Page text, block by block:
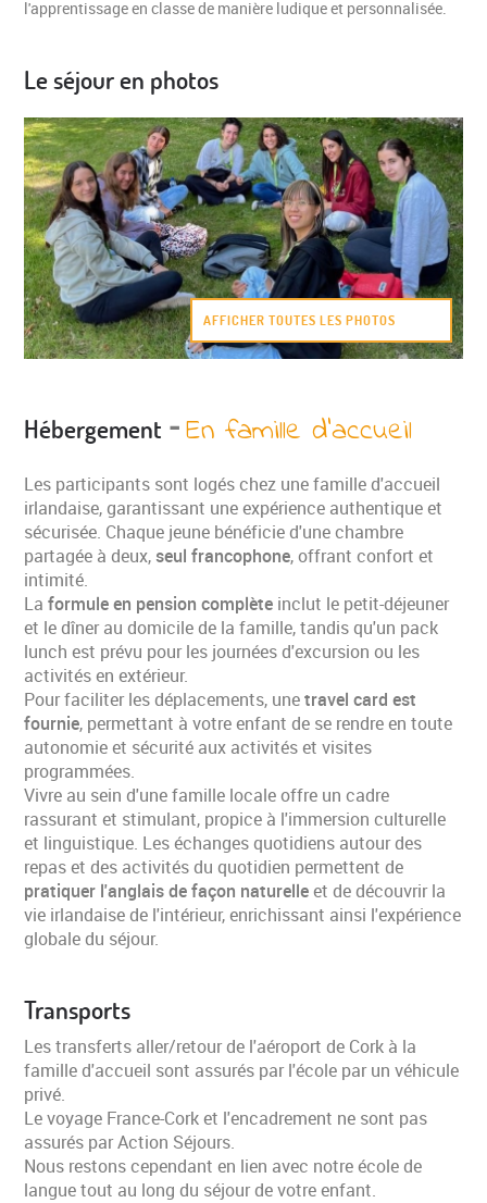
l'apprentissage en classe de manière ludique et personnalisée.
Le séjour en photos
AFFICHER TOUTES LES PHOTOS
Hébergement -En famille d'accueil
Les participants sont logés chez une famille d'accueil
irlandaise, garantissant une expérience authentique et
sécurisée. Chaque jeune bénéficie d'une chambre
partagée à deux,seul francophone, offrant confort et
intimité.
Laformule en pension complète inclut le petit-déjeuner
et le dîner au domicile de la famille, tandis qu'un pack
lunch est prévu pour les journées d'excursion ou les
activités en extérieur.
Pour faciliter les déplacements, unetravel card est
fournie, permettant à votre enfant de se rendre en toute
autonomie et sécurité aux activités et visites
programmées.
Vivre au sein d'une famille locale offre un cadre
rassurant et stimulant, propice à l'immersion culturelle
et linguistique. Les échanges quotidiens autour des
repas et des activités du quotidien permettent de
pratiquer l'anglais de façon naturelleet de découvrir la
vie irlandaise de l'intérieur, enrichissant ainsi l'expérience
globale du séjour.
Transports
Les transferts aller/retour de l'aéroport de Cork à la
famille d'accueil sont assurés par l'école par un véhicule
privé.
Le voyage France-Cork et l'encadrement ne sont pas
assurés par Action Séjours.
Nous restons cependant en lien avec notre école de
langue tout au long du séjour de votre enfant.